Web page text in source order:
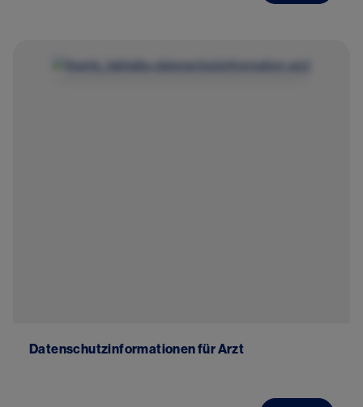
Datenschutzinformationen für Arzt